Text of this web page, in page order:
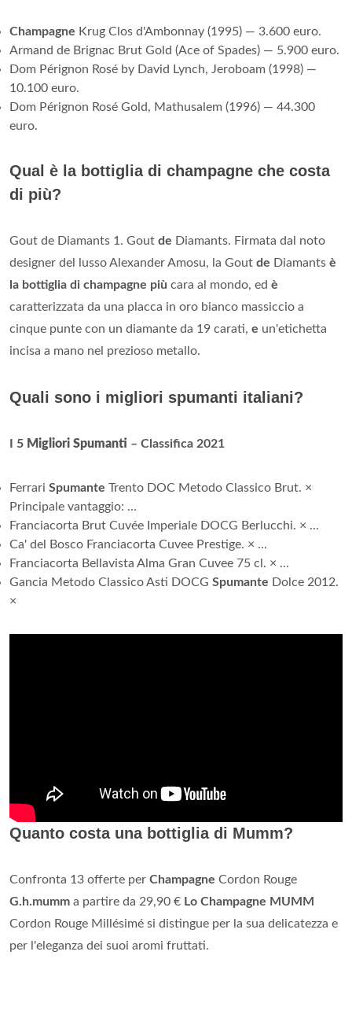
Champagne Krug Clos d'Ambonnay (1995) — 3.600 euro.
Armand de Brignac Brut Gold (Ace of Spades) — 5.900 euro.
Dom Pérignon Rosé by David Lynch, Jeroboam (1998) —
10.100 euro.
Dom Pérignon Rosé Gold, Mathusalem (1996) — 44.300
euro.
Qual è la bottiglia di champagne che costa
di più?
Gout de Diamants 1. Gout de Diamants. Firmata dal noto
designer del lusso Alexander Amosu, la Gout de Diamants è
la bottiglia di champagne più cara al mondo, ed è
caratterizzata da una placca in oro bianco massiccio a
cinque punte con un diamante da 19 carati, e un'etichetta
incisa a mano nel prezioso metallo.
Quali sono i migliori spumanti italiani?
I 5 Migliori Spumanti – Classifica 2021
Ferrari Spumante Trento DOC Metodo Classico Brut. ×
Principale vantaggio: ...
Franciacorta Brut Cuvée Imperiale DOCG Berlucchi. × ...
Ca' del Bosco Franciacorta Cuvee Prestige. × ...
Franciacorta Bellavista Alma Gran Cuvee 75 cl. × ...
Gancia Metodo Classico Asti DOCG Spumante Dolce 2012.
×
Quanto costa una bottiglia di Mumm?
Confronta 13 offerte per Champagne Cordon Rouge
G.h.mumm a partire da 29,90 € Lo Champagne MUMM
Cordon Rouge Millésimé si distingue per la sua delicatezza e
per l'eleganza dei suoi aromi fruttati.